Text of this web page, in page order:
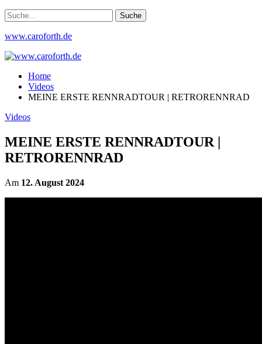
www.caroforth.de
Home
Videos
MEINE ERSTE RENNRADTOUR | RETRORENNRAD
Videos
MEINE ERSTE RENNRADTOUR |
RETRORENNRAD
Am 12. August 2024